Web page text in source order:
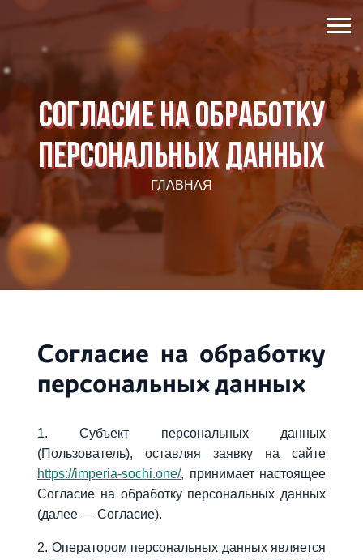
Согласие на обработку
персональных данных
ГЛАВНАЯ
Согласие на обработку
персональных данных
1. Субъект персональных данных
(Пользователь), оставляя заявку на сайте
https://imperia-sochi.one/, принимает настоящее
Согласие на обработку персональных данных
(далее — Согласие).
2. Оператором персональных данных является